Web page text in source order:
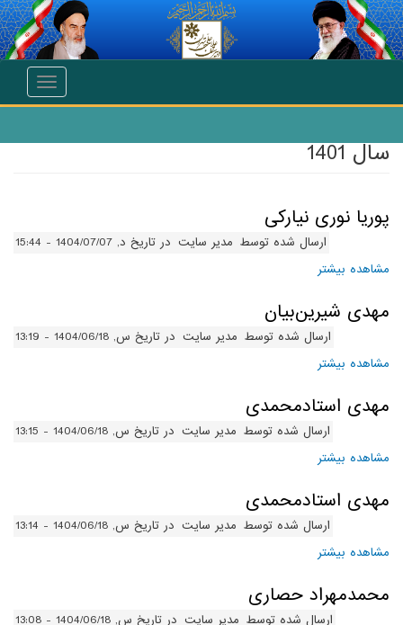
انتقال به محتوای اصلی
Toggle
سال 1401
پوریا نوری نیارکی
ارسال شده توسط مدیر سایت در تاریخ د, 1404/07/07 - 15:44
مشاهده بیشتر
مهدی شیرین‌بیان
ارسال شده توسط مدیر سایت در تاریخ س, 1404/06/18 - 13:19
مشاهده بیشتر
مهدی استادمحمدی
ارسال شده توسط مدیر سایت در تاریخ س, 1404/06/18 - 13:15
مشاهده بیشتر
مهدی استادمحمدی
ارسال شده توسط مدیر سایت در تاریخ س, 1404/06/18 - 13:14
مشاهده بیشتر
محمدمهراد حصاری
ارسال شده توسط مدیر سایت در تاریخ س, 1404/06/18 - 13:08